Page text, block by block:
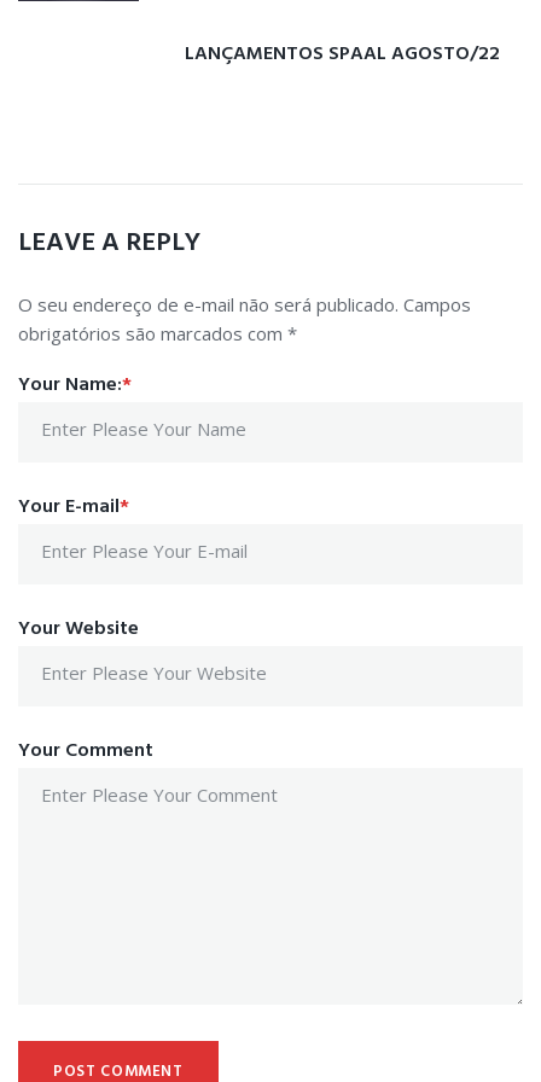
POST
LANÇAMENTOS SPAAL AGOSTO/22Next
LEAVE A REPLY
O seu endereço de e-mail não será publicado. Campos
obrigatórios são marcados com *
Your Name:*
Your E-mail*
Your Website
Your Comment